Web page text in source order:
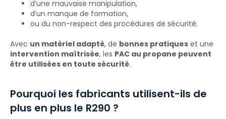
d’une mauvaise manipulation,
d’un manque de formation,
ou du non-respect des procédures de sécurité.
Avec un matériel adapté, de bonnes pratiques et une
intervention maîtrisée, les PAC au propane peuvent
être utilisées en toute sécurité.
Pourquoi les fabricants utilisent-ils de
plus en plus le R290 ?